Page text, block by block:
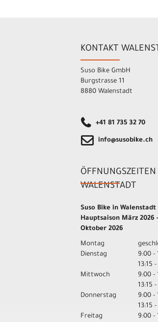
KONTAKT
Suso Bike GmbH
Burgstrasse 11
8880 Walenstadt
+41 81 735 32 70
info@susobike.ch
ÖFFNUNGSZEITEN
WALENSTADT
Suso Bike in Walenstadt
Hauptsaison März 2026
Oktober 2026
Montag
Dienstag
9:00 -
13:15
Mittwoch
9:00 -
13:15
Donnerstag
9:00 -
13:15
Freitag
9:00 -